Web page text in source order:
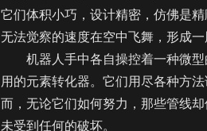
它们体积小巧，设计精密，仿佛是
无法觉察的速度在空中飞舞，形成一
机器人手中各自操控着一种微型
用的元素转化器。它们用尽各种方
而，无论它们如何努力，那些管线
未受到任何的破坏。